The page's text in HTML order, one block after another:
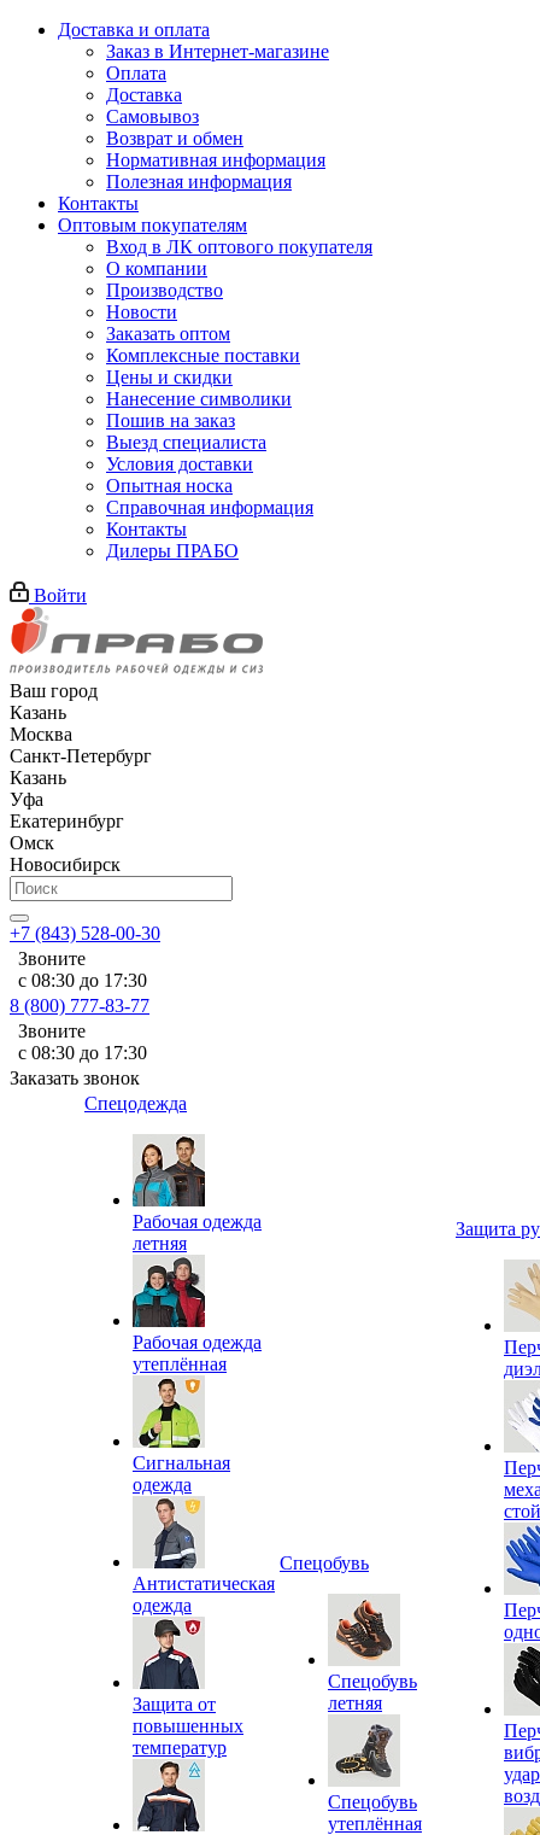
Доставка и оплата
Заказ в Интернет-магазине
Оплата
Доставка
Самовывоз
Возврат и обмен
Нормативная информация
Полезная информация
Контакты
Оптовым покупателям
Вход в ЛК оптового покупателя
О компании
Производство
Новости
Заказать оптом
Комплексные поставки
Цены и скидки
Нанесение символики
Пошив на заказ
Выезд специалиста
Условия доставки
Опытная носка
Справочная информация
Контакты
Дилеры ПРАБО
Войти
Ваш город
Казань
Москва
Санкт-Петербург
Казань
Уфа
Екатеринбург
Омск
Новосибирск
+7 (843) 528-00-30
Звоните
с 08:30 до 17:30
8 (800) 777-83-77
Звоните
с 08:30 до 17:30
Заказать звонок
Спецодежда
Рабочая одежда
летняя
Рабочая одежда
утеплённая
Сигнальная
одежда
Антистатическая
одежда
Защита от
повышенных
температур
Спецобувь
Спецобувь
летняя
Спецобувь
утеплённая
Защита